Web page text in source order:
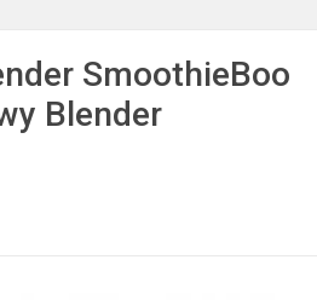
SmoothieBoo
Blender